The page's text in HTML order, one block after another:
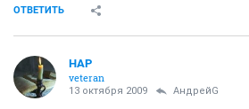
ОТВЕТИТЬ
НАР
veteran
13 октября 2009 АндрейG